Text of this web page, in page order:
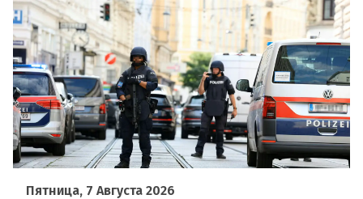
Пятница, 7 Августа 2026